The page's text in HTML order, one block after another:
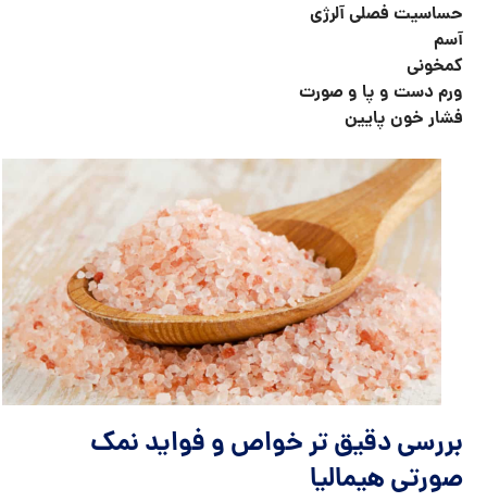
حساسیت فصلی آلرژی
آسم
کمخونی
ورم دست و پا و صورت
فشار خون پایین
بررسی دقیق تر خواص و فواید نمک
صورتی هیمالیا